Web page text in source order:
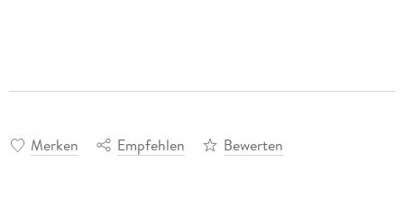
Merken Empfehlen Bewerten